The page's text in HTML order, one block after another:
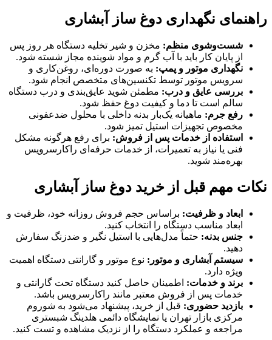
راهنمای نگهداری دوغ ساز آبشاری
شست‌وشوی منظم: مخزن و شیر تخلیه دستگاه هر روز پس
از پایان کار باید با آب گرم و مواد شوینده مجاز شسته شود.
نگهداری موتور و پمپ: به صورت دوره‌ای، روغن‌کاری و
سرویس موتور توسط تکنسین‌های متخصص انجام شود.
بررسی عایق و درب: مطمئن شوید عایق‌بندی و درب دستگاه
سالم است تا دما و کیفیت دوغ حفظ شود.
رفع جرم: ماهیانه یک‌بار بدنه داخلی با محلول ضدعفونی
مخصوص تجهیزات استیل تمیز شود.
استفاده از خدمات پس از فروش: برای رفع هرگونه مشکل
فنی یا نیاز به تعمیرات، از خدمات حرفه‌ای راکارسرویس
بهره‌مند شوید.
نکات مهم قبل از خرید دوغ ساز آبشاری
ابعاد و ظرفیت: براساس حجم فروش روزانه خود، ظرفیت و
ابعاد مناسب دستگاه را انتخاب کنید.
جنس بدنه: حتماً مدل‌هایی با استیل نگیر و ضدزنگ سفارش
دهید.
سیستم آبشاری و موتور: نوع موتور و گارانتی دستگاه اهمیت
ویژه دارد.
برند و خدمات: اطمینان حاصل کنید دستگاه تحت گارانتی و
خدمات پس از فروش معتبر مانند راکارسرویس باشد.
بازدید حضوری: قبل از خرید، پیشنهاد می‌شود به شوروم
مرکزی بازار تهران یا نمایشگاه دائمی هلدینگ شبستری
مراجعه و عملکرد دستگاه را از نزدیک مشاهده و تست کنید.